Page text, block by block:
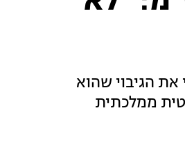
הגיבוי שהוא
ממלכתית